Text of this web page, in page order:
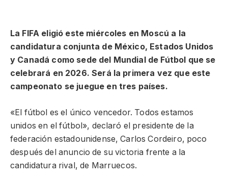
La FIFA eligió este miércoles en Moscú a la
candidatura conjunta de México, Estados Unidos
y Canadá como sede del Mundial de Fútbol que se
celebrará en 2026. Será la primera vez que este
campeonato se juegue en tres países.
«El fútbol es el único vencedor. Todos estamos
unidos en el fútbol», declaró el presidente de la
federación estadounidense, Carlos Cordeiro, poco
después del anuncio de su victoria frente a la
candidatura rival, de Marruecos.